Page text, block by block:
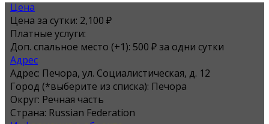
Цена
Цена за сутки: 2,100 ₽
Платные услуги:
Доп. спальное место (+1): 500 ₽ за одни сутки
Адрес
Адрес: Печора, ул. Социалистическая, д. 12
Город (*выберите из списка): Печора
Округ: Речная часть
Страна: Russian Federation